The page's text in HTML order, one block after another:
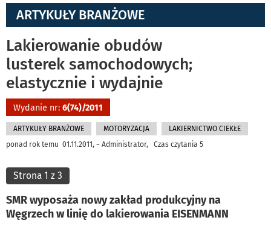
ARTYKUŁY BRANŻOWE
Lakierowanie obudów
lusterek samochodowych;
elastycznie i wydajnie
Wydanie nr: 6(74)/2011
ARTYKUŁY BRANŻOWE MOTORYZACJA
LAKIERNICTWO CIEKŁE
ponad rok temu 01.11.2011, ~ Administrator, Czas czytania 5
Strona 1 z 3
SMR wyposaża nowy zakład produkcyjny na
Węgrzech w linię do lakierowania EISENMANN